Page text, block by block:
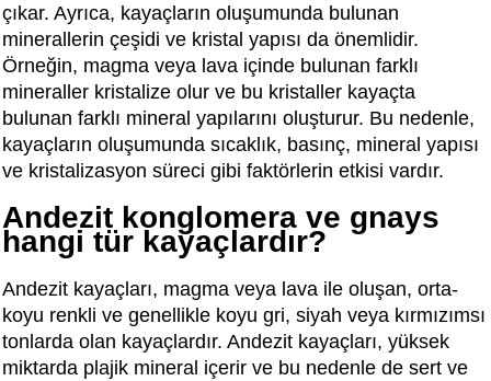
çıkar. Ayrıca, kayaçların oluşumunda bulunan
minerallerin çeşidi ve kristal yapısı da önemlidir.
Örneğin, magma veya lava içinde bulunan farklı
mineraller kristalize olur ve bu kristaller kayaçta
bulunan farklı mineral yapılarını oluşturur. Bu nedenle,
kayaçların oluşumunda sıcaklık, basınç, mineral yapısı
ve kristalizasyon süreci gibi faktörlerin etkisi vardır.
Andezit konglomera ve gnays
hangi tür kayaçlardır?
Andezit kayaçları, magma veya lava ile oluşan, orta-
koyu renkli ve genellikle koyu gri, siyah veya kırmızımsı
tonlarda olan kayaçlardır. Andezit kayaçları, yüksek
miktarda plajik mineral içerir ve bu nedenle de sert ve